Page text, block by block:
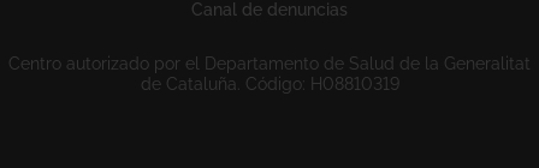
Canal de denuncias
Centro autorizado por el Departamento de Salud de la Generalitat
de Cataluña. Código: H08810319